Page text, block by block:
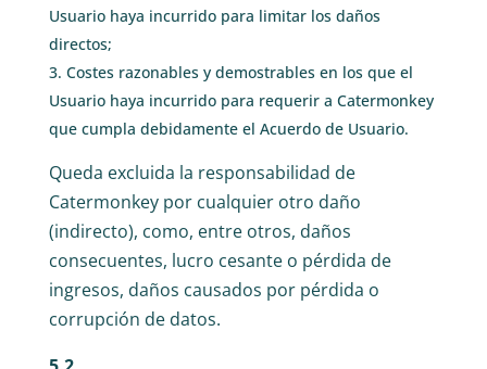
Usuario haya incurrido para limitar los daños
directos;
Costes razonables y demostrables en los que el
Usuario haya incurrido para requerir a Catermonkey
que cumpla debidamente el Acuerdo de Usuario.
Queda excluida la responsabilidad de
Catermonkey por cualquier otro daño
(indirecto), como, entre otros, daños
consecuentes, lucro cesante o pérdida de
ingresos, daños causados por pérdida o
corrupción de datos.